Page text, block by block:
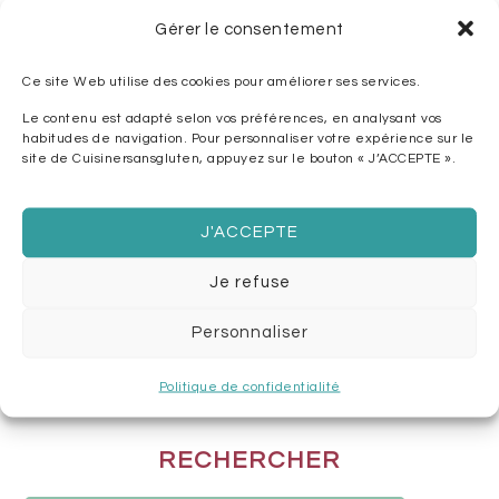
Gérer le consentement
Ce site Web utilise des cookies pour améliorer ses services.
Le contenu est adapté selon vos préférences, en analysant vos
habitudes de navigation. Pour personnaliser votre expérience sur le
site de Cuisinersansgluten, appuyez sur le bouton « J’ACCEPTE ».
J'ACCEPTE
Je refuse
Personnaliser
Politique de confidentialité
RÔTIES AU FOUR
BARRE
LATÉRALERECHERCHER